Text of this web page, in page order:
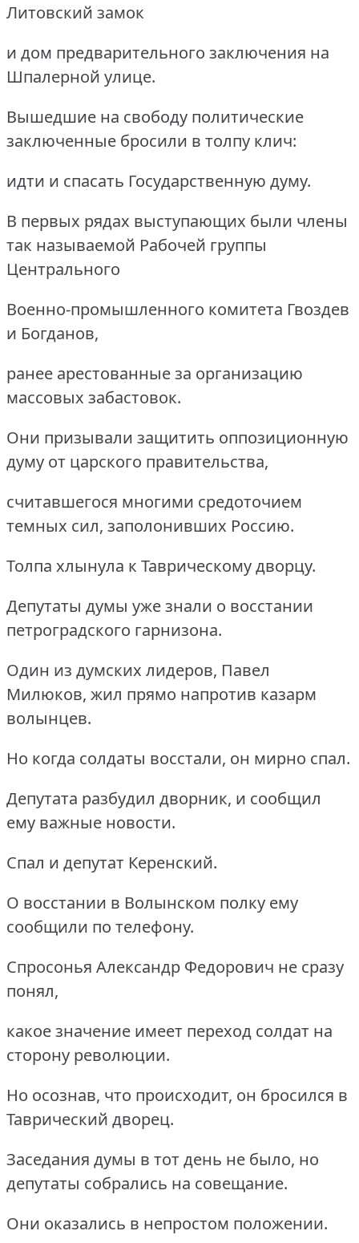
Литовский замок
и дом предварительного заключения на
Шпалерной улице.
Вышедшие на свободу политические
заключенные бросили в толпу клич:
идти и спасать Государственную думу.
В первых рядах выступающих были члены
так называемой Рабочей группы
Центрального
Военно-промышленного комитета Гвоздев
и Богданов,
ранее арестованные за организацию
массовых забастовок.
Они призывали защитить оппозиционную
думу от царского правительства,
считавшегося многими средоточием
темных сил, заполонивших Россию.
Толпа хлынула к Таврическому дворцу.
Депутаты думы уже знали о восстании
петроградского гарнизона.
Один из думских лидеров, Павел
Милюков, жил прямо напротив казарм
волынцев.
Но когда солдаты восстали, он мирно спал.
Депутата разбудил дворник, и сообщил
ему важные новости.
Спал и депутат Керенский.
О восстании в Волынском полку ему
сообщили по телефону.
Спросонья Александр Федорович не сразу
понял,
какое значение имеет переход солдат на
сторону революции.
Но осознав, что происходит, он бросился в
Таврический дворец.
Заседания думы в тот день не было, но
депутаты собрались на совещание.
Они оказались в непростом положении.